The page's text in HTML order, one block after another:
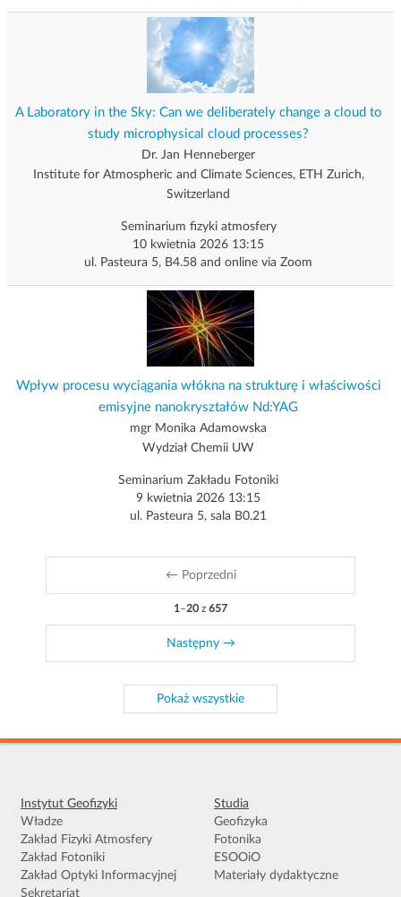
A Laboratory in the Sky: Can we deliberately change a cloud to
study microphysical cloud processes?
Dr. Jan Henneberger
Institute for Atmospheric and Climate Sciences, ETH Zurich,
Switzerland
Seminarium fizyki atmosfery
10 kwietnia 2026 13:15
ul. Pasteura 5, B4.58 and online via Zoom
Wpływ procesu wyciągania włókna na strukturę i właściwości
emisyjne nanokryształów Nd:YAG
mgr Monika Adamowska
Wydział Chemii UW
Seminarium Zakładu Fotoniki
9 kwietnia 2026 13:15
ul. Pasteura 5, sala B0.21
←Poprzedni
1–20 z 657
Następny →
Pokaż wszystkie
Instytut Geofizyki
Władze
Zakład Fizyki Atmosfery
Zakład Fotoniki
Zakład Optyki Informacyjnej
Sekretariat
Studia
Geofizyka
Fotonika
ESOOiO
Materiały dydaktyczne